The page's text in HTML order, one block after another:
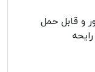
و قابل حمل